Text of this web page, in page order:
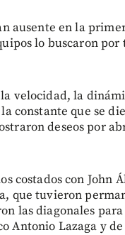
ausente en la
lo buscaron por
velocidad, la
constante que se
deseos por
costados con John
que tuvieron
las diagonales
Antonio Lazaga y